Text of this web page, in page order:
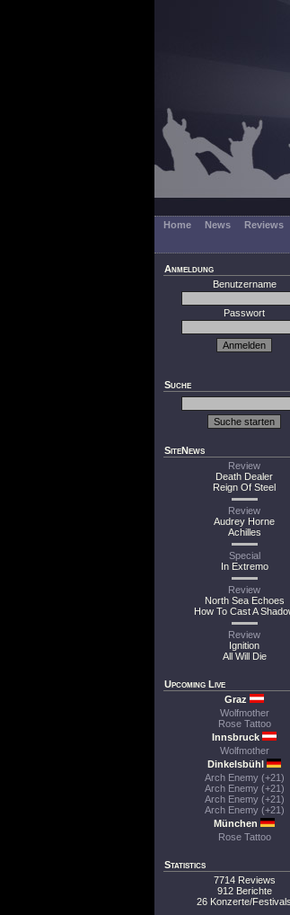
Home News Reviews
Anmeldung
Benutzername
Passwort
Suche
SiteNews
Review
Death Dealer
Reign Of Steel
Review
Audrey Horne
Achilles
Special
In Extremo
Review
North Sea Echoes
How To Cast A
Review
Ignition
All Will Die
Upcoming Live
Graz
Wolfmother
Rose Tattoo
Innsbruck
Wolfmother
Dinkelsbühl
Arch Enemy (+21)
Arch Enemy (+21)
Arch Enemy (+21)
Arch Enemy (+21)
München
Rose Tattoo
Statistics
7714 Reviews
912 Berichte
26 Konzerte/Festivals